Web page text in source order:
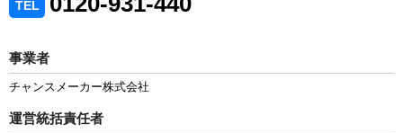
TEL
事業者
チャンスメーカー株式会社
運営統括責任者